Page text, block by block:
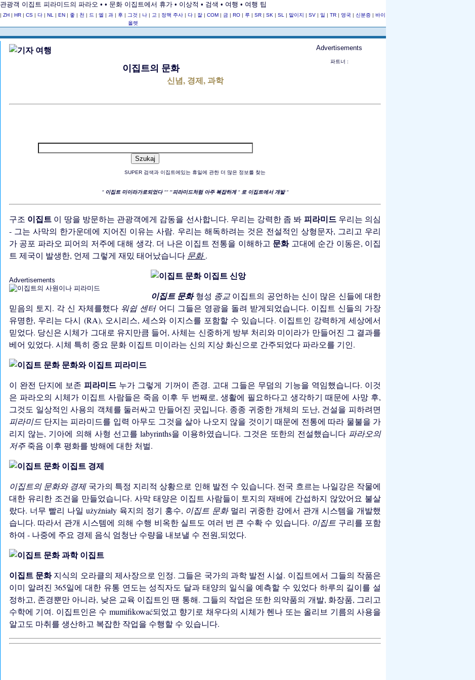
관광객 이집트 피라미드의 파라오 • • 문화 이집트에서 휴가 • 이상적 • 검색 • 여행 • 여행 팁
| ZH | HR | CS | 다 | NL | EN | 좋 | 천 | 드 | 엘 | 과 | 후 | 그것 | 나 | 고 | 정맥 주사 | 다 | 잘 | COM | 금 | RO | 루 | SR | SK | SL | 말이지 | SV | 일 | TR | 영국 | 신분증 | 바이
올렛
Advertisements
파트너 :
이집트의 문화
신념, 경제, 과학
SUPER 검색과 이집트에있는 휴일에 관한 더 많은 정보를 찾는
" 이집트 미이라가로되었다 "" "피라미드처럼 아주 복잡하게 "로 이집트에서 개발"
구조 이집트 이 땅을 방문하는 관광객에게 감동을 선사합니다. 우리는 강력한 좀 봐 피라미드 우리는 의심
- 그는 사막의 한가운데에 지어진 이유는 사람. 우리는 해독하려는 것은 전설적인 상형문자, 그리고 우리
가 공포 파라오 피어의 저주에 대해 생각. 더 나은 이집트 전통을 이해하고 문화 고대에 순간 이동은, 이집
트 제국이 발생한, 언제 그렇게 재밌 태어났습니다 문화.
Advertisements 이집트 신앙
이집트 문화형성 종교 이집트의 공언하는 신이 많은 신들에 대한
믿음의 토지. 각 신 자체를했다 워쉽 센터 어디 그들은 영광을 돌려 받게되었습니다. 이집트 신들의 가장
유명한, 우리는 다시 (RA), 오시리스, 세스와 이지스를 포함할 수 있습니다. 이집트인 강력하게 세상에서
믿었다. 당신은 시체가 그대로 유지만큼 들어, 사체는 신중하게 방부 처리와 미이라가 만들어진 그 결과를
베어 있었다. 시체 특히 중요 문화 이집트 미이라는 신의 지상 화신으로 간주되었다 파라오를 기인.
문화와 이집트 피라미드
이 완전 단지에 보존피라미드 누가 그렇게 기꺼이 존경. 고대 그들은 무덤의 기능을 역임했습니다. 이것
은 파라오의 시체가 이집트 사람들은 죽음 이후 두 번째로, 생활에 필요하다고 생각하기 때문에 사망 후,
그것도 일상적인 사용의 객체를 둘러싸고 만들어진 곳입니다. 종종 귀중한 개체의 도난, 건설을 피하려면
피라미드 단지는 피라미드를 입력 아무도 그것을 살아 나오지 않을 것이기 때문에 전통에 따라 물불을 가
리지 않는, 기아에 의해 사형 선고를 labyrinths을 이용하였습니다. 그것은 또한의 전설했습니다 파라오의
저주죽음 이후 평화를 방해에 대한 처벌.
이집트 경제
이집트의 문화와 경제 국가의 특정 지리적 상황으로 인해 발전 수 있습니다. 전국 흐르는 나일강은 작물에
대한 유리한 조건을 만들었습니다. 사막 태양은 이집트 사람들이 토지의 재배에 간섭하지 않았어요 불살
랐다. 너무 빨리 나일 użyźniały 육지의 정기 홍수, 이집트 문화 멀리 귀중한 강에서 관개 시스템을 개발했
습니다. 따라서 관개 시스템에 의해 수행 비옥한 실트도 여러 번 큰 수확 수 있습니다. 이집트 구리를 포함
하여 - 나중에 주요 경제 음식 엄청난 수량을 내보낼 수 전원,되었다.
과학 이집트
이집트 문화지식의 오라클의 제사장으로 인정. 그들은 국가의 과학 발전 시설. 이집트에서 그들의 작품은
이미 알려진 365일에 대한 유통 연도는 성직자도 달과 태양의 일식을 예측할 수 있었다 하루의 길이를 설
정하고, 존경뿐만 아니라, 낮은 교육 이집트인 땐 통해. 그들의 작업은 또한 의약품의 개발, 화장품, 그리고
수학에 기여. 이집트인은 수 mumifikować되었고 향기로 채우다의 시체가 헨나 또는 올리브 기름의 사용을
알고도 마취를 생산하고 복잡한 작업을 수행할 수 있습니다.